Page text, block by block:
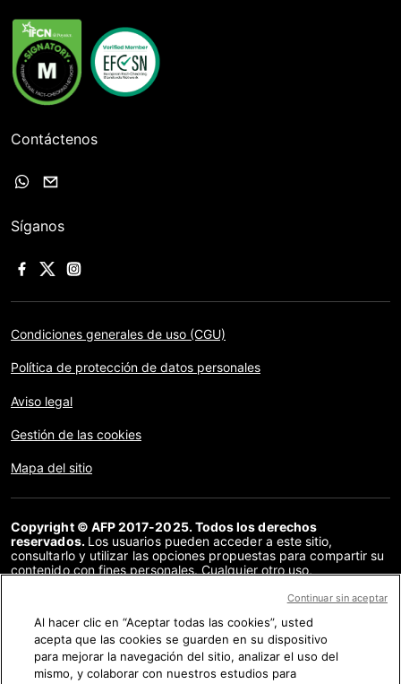
Contáctenos
Síganos
Condiciones generales de uso (CGU)
Política de protección de datos personales
Aviso legal
Gestión de las cookies
Mapa del sitio
Copyright © AFP 2017-2025. Todos los derechos
reservados. Los usuarios pueden acceder a este sitio,
consultarlo y utilizar las opciones propuestas para compartir su
contenido con fines personales. Cualquier otro uso,
distribución del contenido de este sitio, en su totalidad o en
acuerdo específico firmado con la AFP, está estrictamente
prohibido. Los elementos analizados en cada verificación se
presentan o se enlazan en tanto en cuanto son necesarios para
la correcta comprensión de la verificación en cuestión. La AFP
Al hacer clic en “Aceptar todas las cookies”, usted
acepta que las cookies se guarden en su dispositivo
para mejorar la navegación del sitio, analizar el uso del
mismo, y colaborar con nuestros estudios para
Continuar sin aceptar